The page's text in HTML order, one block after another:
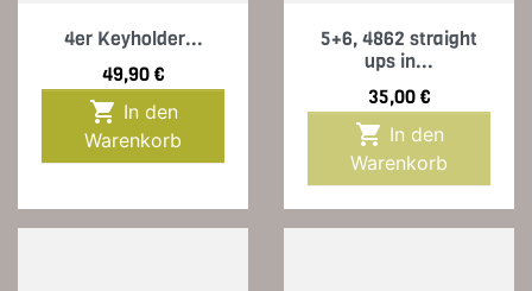
4er Keyholder...
Preis
49,90 €

Warenkorb
5+6, 4862 straight
ups in...
Preis
35,00 €

Warenkorb